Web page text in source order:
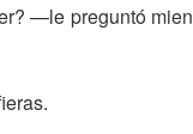
—le preguntó